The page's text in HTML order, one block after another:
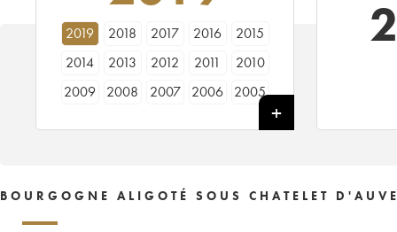
2019 2018 2017 2016
2015
2014
2013 2012 2011
2010
2009
2008 2007 2006
2005
BOURGOGNE ALIGOTÉ SOUS CHATELET